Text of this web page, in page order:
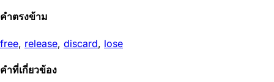
คำตรงข้าม
free, release, discard, lose
คำที่เกี่ยวข้อง